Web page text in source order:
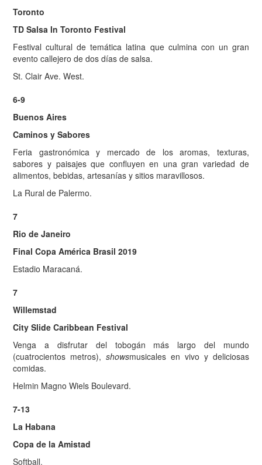
Toronto
TD Salsa In Toronto Festival
Festival cultural de temática latina que culmina con un gran
evento callejero de dos días de salsa.
St. Clair Ave. West.
6-9
Buenos Aires
Caminos y Sabores
Feria gastronómica y mercado de los aromas, texturas,
sabores y paisajes que confluyen en una gran variedad de
alimentos, bebidas, artesanías y sitios maravillosos.
La Rural de Palermo.
7
Rio de Janeiro
Final Copa América Brasil 2019
Estadio Maracaná.
7
Willemstad
City Slide Caribbean Festival
Venga a disfrutar del tobogán más largo del mundo
(cuatrocientos metros),showsmusicales en vivo y deliciosas
comidas.
Helmin Magno Wiels Boulevard.
7-13
La Habana
Copa de la Amistad
Softball.